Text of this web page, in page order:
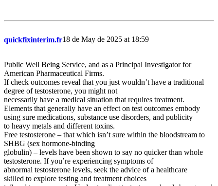
quickfixinterim.fr18 de May de 2025 at 18:59
Public Well Being Service, and as a Principal Investigator for
American Pharmaceutical Firms.
If check outcomes reveal that you just wouldn’t have a traditional
degree of testosterone, you might not
necessarily have a medical situation that requires treatment.
Elements that generally have an effect on test outcomes embody
using sure medications, substance use disorders, and publicity
to heavy metals and different toxins.
Free testosterone – that which isn’t sure within the bloodstream to
SHBG (sex hormone-binding
globulin) – levels have been shown to say no quicker than whole
testosterone. If you’re experiencing symptoms of
abnormal testosterone levels, seek the advice of a healthcare
skilled to explore testing and treatment choices